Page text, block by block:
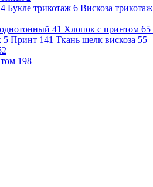
4 Букле трикотаж 6 Вискоза трикотаж
41 Хлопок с принтом 65
5 Принт 141 Ткань шелк вискоза 55
198